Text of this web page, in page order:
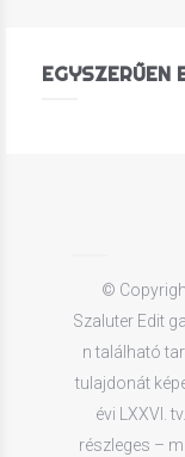
EGYSZERŰEN
©
Szaluter Edit
n található
tulajdonát
évi LXXVI.
részleges –